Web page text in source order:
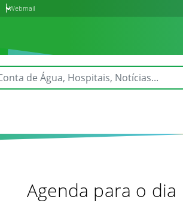
Webmail
Agenda para o dia